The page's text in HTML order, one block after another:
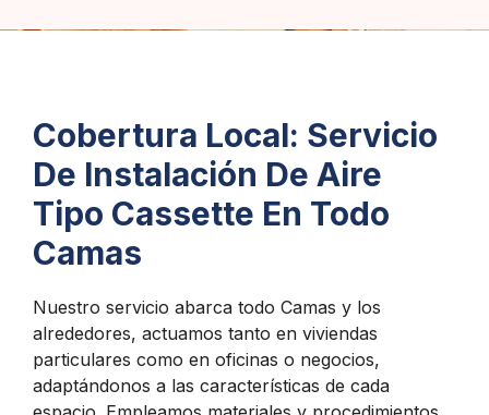
Cobertura Local: Servicio
De Instalación De Aire
Tipo Cassette En Todo
Camas
Nuestro servicio abarca todo Camas y los
alrededores, actuamos tanto en viviendas
particulares como en oficinas o negocios,
adaptándonos a las características de cada